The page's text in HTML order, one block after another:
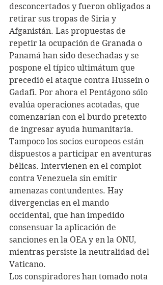
desconcertados y fueron obligados a
retirar sus tropas de Siria y
Afganistán. Las propuestas de
repetir la ocupación de Granada o
Panamá han sido desechadas y se
pospone el típico ultimátum que
precedió el ataque contra Hussein o
Gadafi. Por ahora el Pentágono sólo
evalúa operaciones acotadas, que
comenzarían con el burdo pretexto
de ingresar ayuda humanitaria.
Tampoco los socios europeos están
dispuestos a participar en aventuras
bélicas. Intervienen en el complot
contra Venezuela sin emitir
amenazas contundentes. Hay
divergencias en el mando
occidental, que han impedido
consensuar la aplicación de
sanciones en la OEA y en la ONU,
mientras persiste la neutralidad del
Vaticano.
Los conspiradores han tomado nota